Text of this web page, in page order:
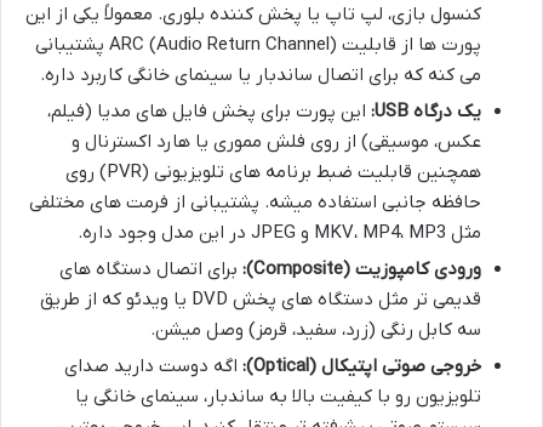
کنسول بازی، لپ تاپ یا پخش کننده بلوری. معمولاً یکی از این
پورت ها از قابلیت ARC (Audio Return Channel) پشتیبانی
می کنه که برای اتصال ساندبار یا سینمای خانگی کاربرد داره.
یک درگاه USB:
این پورت برای پخش فایل های مدیا (فیلم،
عکس، موسیقی) از روی فلش مموری یا هارد اکسترنال و
همچنین قابلیت ضبط برنامه های تلویزیونی (PVR) روی
حافظه جانبی استفاده میشه. پشتیبانی از فرمت های مختلفی
مثل MKV، MP4، MP3 و JPEG در این مدل وجود داره.
ورودی کامپوزیت (Composite):
برای اتصال دستگاه های
قدیمی تر مثل دستگاه های پخش DVD یا ویدئو که از طریق
سه کابل رنگی (زرد، سفید، قرمز) وصل میشن.
خروجی صوتی اپتیکال (Optical):
اگه دوست دارید صدای
تلویزیون رو با کیفیت بالا به ساندبار، سینمای خانگی یا